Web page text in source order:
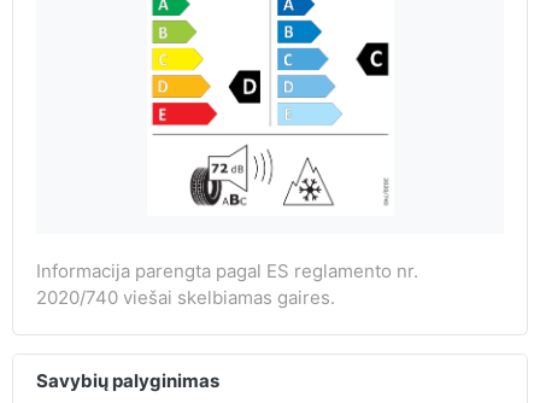
Informacija parengta pagal ES reglamento nr.
2020/740 viešai skelbiamas gaires.
Savybių palyginimas